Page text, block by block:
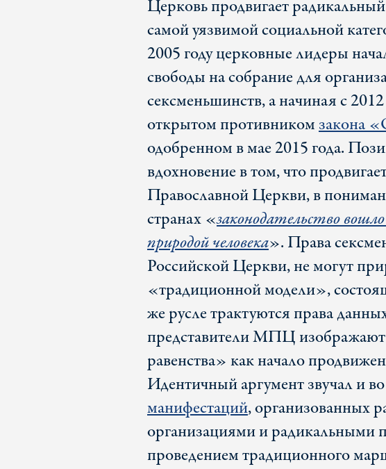
Церковь продвигает
самой уязвимой социальной
2005 году церковные лидеры
свободы на собрание для
сексменьшинств, а начиная с
открытом противникомзакона
одобренном в мае 2015 года.
вдохновение в том, что
Православной Церкви, в
странах «законодательство
природой человека». Права
Российской Церкви, не могут
«традиционной модели»,
же русле трактуются права
представители МПЦ
равенства» как начало
Идентичный аргумент звучал и
манифестаций, организованных
организациями и радикальными
проведением традиционного